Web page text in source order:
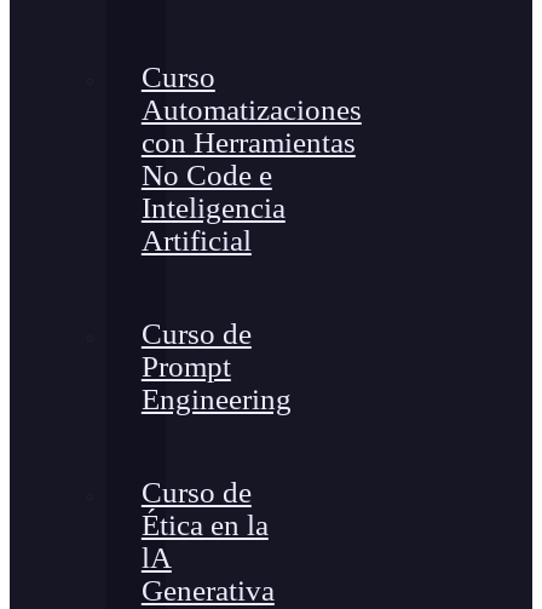
Curso
Automatizaciones
con Herramientas
No Code e
Inteligencia
Artificial
Curso de
Prompt
Engineering
Curso de
Ética en la
lA
Generativa